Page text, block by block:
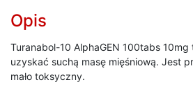
Opis
Turanabol-10 AlphaGEN 100tabs
uzyskać suchą masę mięśniową. Jest
mało toksyczny.